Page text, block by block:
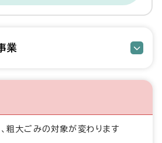
業
粗大ごみの対象が変わります